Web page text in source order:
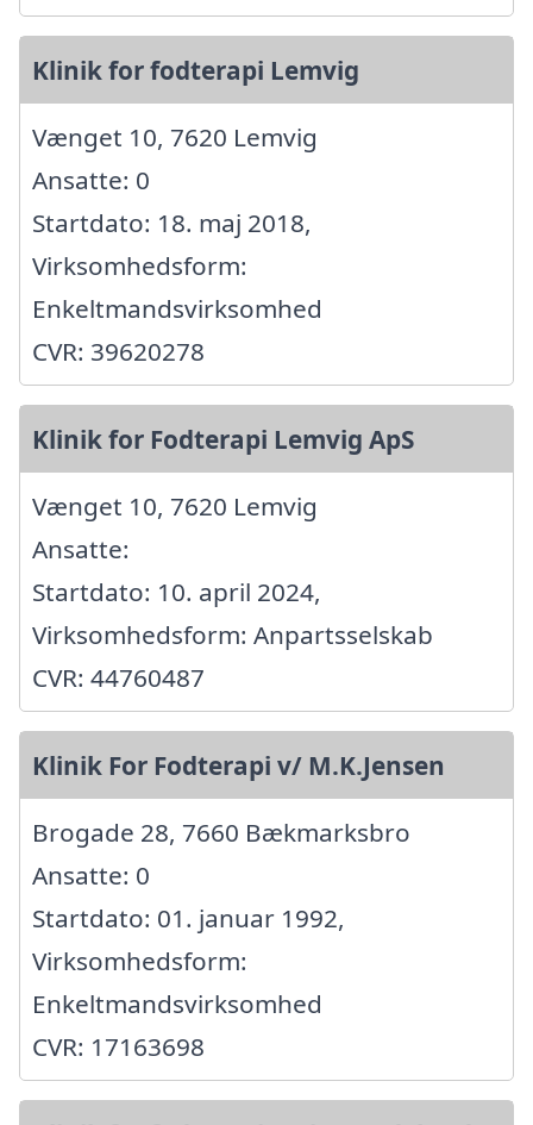
Klinik for fodterapi Lemvig
Vænget 10, 7620 Lemvig
Ansatte: 0
Startdato: 18. maj 2018,
Virksomhedsform:
Enkeltmandsvirksomhed
CVR: 39620278
Klinik for Fodterapi Lemvig ApS
Vænget 10, 7620 Lemvig
Ansatte:
Startdato: 10. april 2024,
Virksomhedsform: Anpartsselskab
CVR: 44760487
Klinik For Fodterapi v/ M.K.Jensen
Brogade 28, 7660 Bækmarksbro
Ansatte: 0
Startdato: 01. januar 1992,
Virksomhedsform:
Enkeltmandsvirksomhed
CVR: 17163698